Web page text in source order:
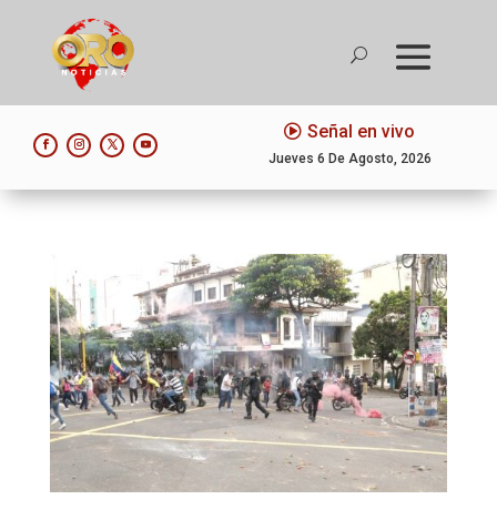
Señal en vivo
Jueves 6 De Agosto, 2026